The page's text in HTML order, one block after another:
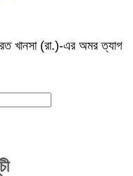
খানসা (রা.)-এর অমর ত্যাগ